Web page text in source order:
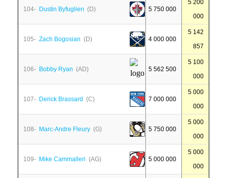
104- Dustin Byfuglien (D) 5 750 000
5 200
000
105- Zach Bogosian (D) 4 000 000
5 142
857
106- Bobby Ryan (AD) 5 562 500
5 100
000
107- Derick Brassard (C) 7 000 000
5 000
000
108- Marc-Andre Fleury (G) 5 750 000
5 000
000
109- Mike Cammalleri (AG) 5 000 000
5 000
000